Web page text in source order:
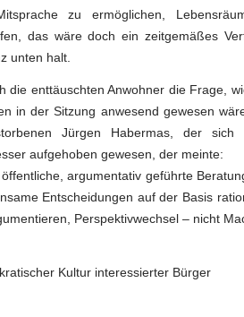
zu ermöglichen,
das wäre doch ein zeitgemäßes
unten halt.
die enttäuschten Anwohner die Frage,
in der Sitzung anwesend gewesen
Jürgen Habermas, der sich
aufgehoben gewesen, der meinte:
argumentativ geführte
Entscheidungen auf der Basis
Perspektivwechsel – nicht
Kultur interessierter Bürger